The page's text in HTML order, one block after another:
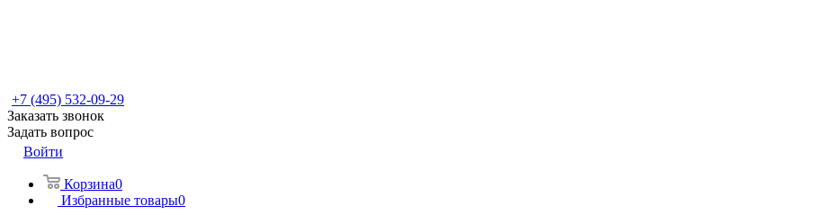
+7 (495) 532-09-29
Заказать звонок
Задать вопрос
Войти
Корзина0
Избранные товары0